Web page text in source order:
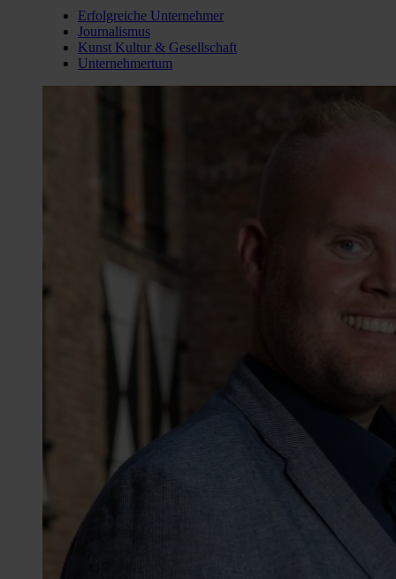
Erfolgreiche Unternehmer
Journalismus
Kunst Kultur & Gesellschaft
Unternehmertum